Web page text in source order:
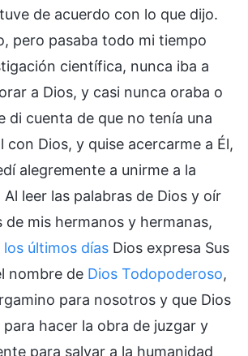
de acuerdo con lo que dijo.
pero pasaba todo mi tiempo
científica, nunca iba a
a Dios, y casi nunca oraba o
di cuenta de que no tenía una
con Dios, y quise acercarme a Él,
alegremente a unirme a la
leer las palabras de Dios y oír
de mis hermanos y hermanas,
los últimos días Dios expresa Sus
nombre de Dios Todopoderoso,
para nosotros y que Dios
hacer la obra de juzgar y
para salvar a la humanidad